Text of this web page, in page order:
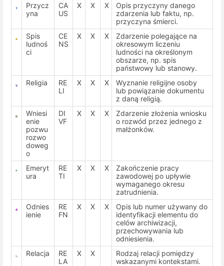
Przycz
yna
CA
US
X X X
Opis przyczyny danego
zdarzenia lub faktu, np.
przyczyna śmierci.
Spis
ludnoś
ci
CE
NS
X X X
Zdarzenie polegające na
okresowym liczeniu
ludności na określonym
obszarze, np. spis
państwowy lub stanowy.
Religia
RE
LI
X X X
Wyznanie religijne osoby
lub powiązanie dokumentu
z daną religią.
Wniesi
enie
pozwu
rozwo
doweg
o
DI
VF
X X X
Zdarzenie złożenia wniosku
o rozwód przez jednego z
małżonków.
Emeryt
ura
RE
TI
X X X
Zakończenie pracy
zawodowej po upływie
wymaganego okresu
zatrudnienia.
Odnies
ienie
RE
FN
X X X
Opis lub numer używany do
identyfikacji elementu do
celów archiwizacji,
przechowywania lub
odniesienia.
Relacja
RE
LA
X X
Rodzaj relacji pomiędzy
wskazanymi kontekstami.